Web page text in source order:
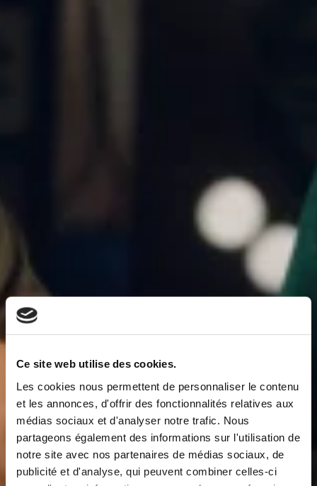
Ce site web utilise des cookies.
Les cookies nous permettent de personnaliser le contenu
et les annonces, d'offrir des fonctionnalités relatives aux
médias sociaux et d'analyser notre trafic. Nous
partageons également des informations sur l'utilisation de
notre site avec nos partenaires de médias sociaux, de
publicité et d'analyse, qui peuvent combiner celles-ci